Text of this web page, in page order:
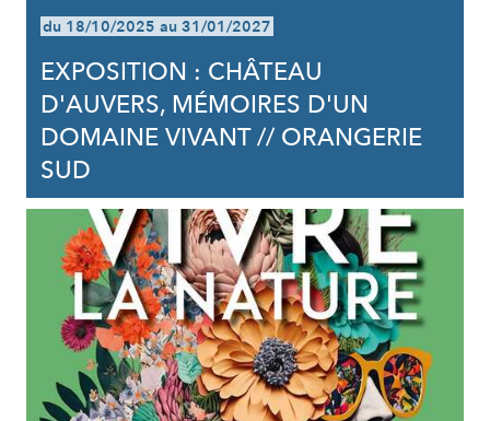
du 18/10/2025 au 31/01/2027
EXPOSITION : CHÂTEAU
D'AUVERS, MÉMOIRES D'UN
DOMAINE VIVANT // ORANGERIE
SUD